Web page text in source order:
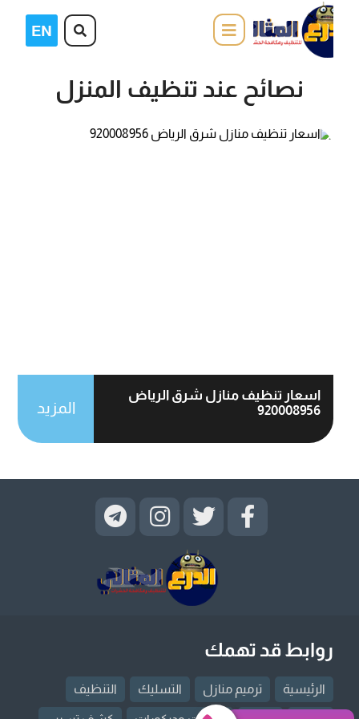
نصائح عند تنظيف المنزل
اسعار تنظيف منازل شرق الرياض
920008956
المزيد
روابط قد تهمك
الرئيسية ترميم منازل التسليك التنظيف